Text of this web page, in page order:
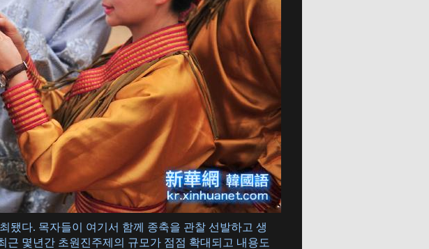
됐다. 목자들이 여기서 함께 종축을 관찰 선발하고 생
몇년간 초원진주제의 규모가 점점 확대되고 내용도